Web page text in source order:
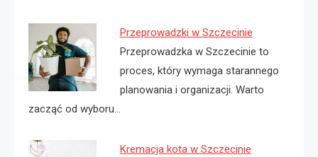
Przeprowadzki w Szczecinie
Przeprowadzka w Szczecinie to
proces, który wymaga starannego
planowania i organizacji. Warto
zacząć od wyboru…
Kremacja kota w Szczecinie